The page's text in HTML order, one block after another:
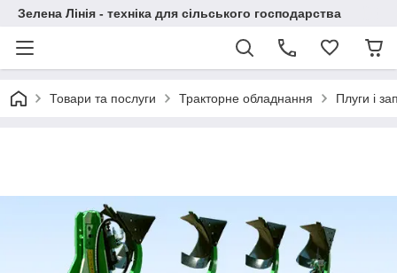
Зелена Лінія - техніка для сільського господарства
Товари та послуги Тракторне обладнання Плуги і